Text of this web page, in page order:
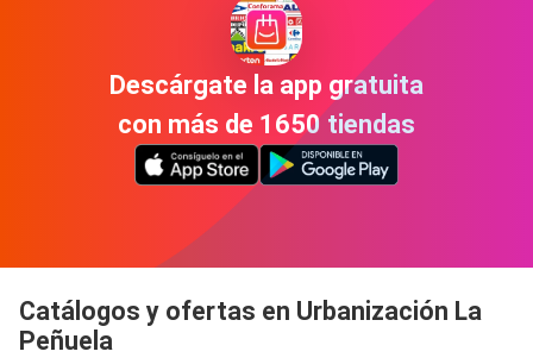
Descárgate la app gratuita
con más de 1650 tiendas
Catálogos y ofertas en Urbanización La
Peñuela